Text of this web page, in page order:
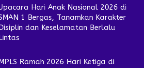
Hari Anak Nasional 2026 di
1 Bergas, Tanamkan Karakter
dan Keselamatan Berlalu
Ramah 2026 Hari Ketiga di